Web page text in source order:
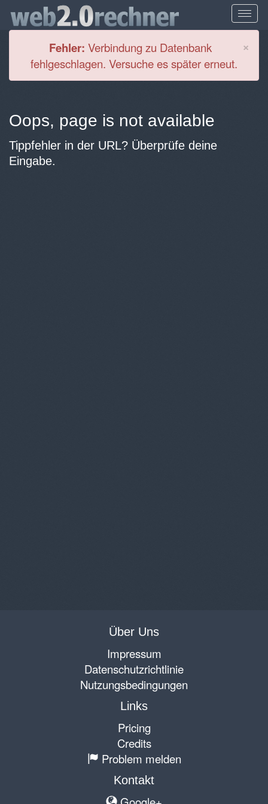
×
Fehler: Verbindung zu Datenbank
fehlgeschlagen. Versuche es später erneut.
Oops, page is not available
Tippfehler in der URL? Überprüfe deine
Eingabe.
Über Uns
Impressum
Datenschutzrichtlinie
Nutzungsbedingungen
Links
Pricing
Credits
Problem melden
Kontakt